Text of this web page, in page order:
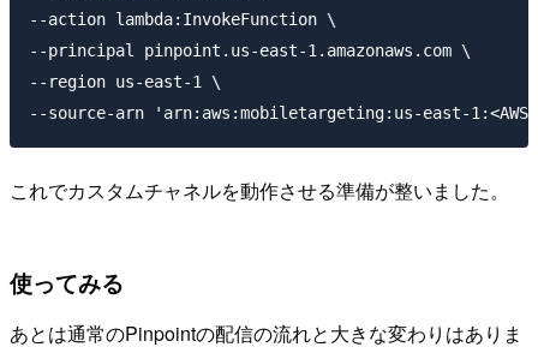
--action lambda:InvokeFunction \
--principal pinpoint.us-east-1.amazonaws.com \
--region us-east-1 \
これでカスタムチャネルを動作させる準備が整いました。
使ってみる
あとは通常のPinpointの配信の流れと大きな変わりはありま